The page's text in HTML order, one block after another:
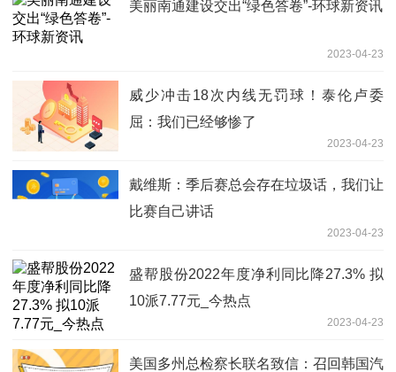
美丽南通建设交出“绿色答卷”-环球新资讯
2023-04-23
威少冲击18次内线无罚球！泰伦卢委
屈：我们已经够惨了
2023-04-23
戴维斯：季后赛总会存在垃圾话，我们让
比赛自己讲话
2023-04-23
盛帮股份2022年度净利同比降27.3% 拟
10派7.77元_今热点
2023-04-23
美国多州总检察长联名致信：召回韩国汽